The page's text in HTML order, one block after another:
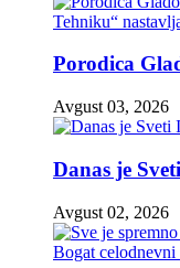
Porodica
Avgust 03, 2026
Danas je
Avgust 02, 2026